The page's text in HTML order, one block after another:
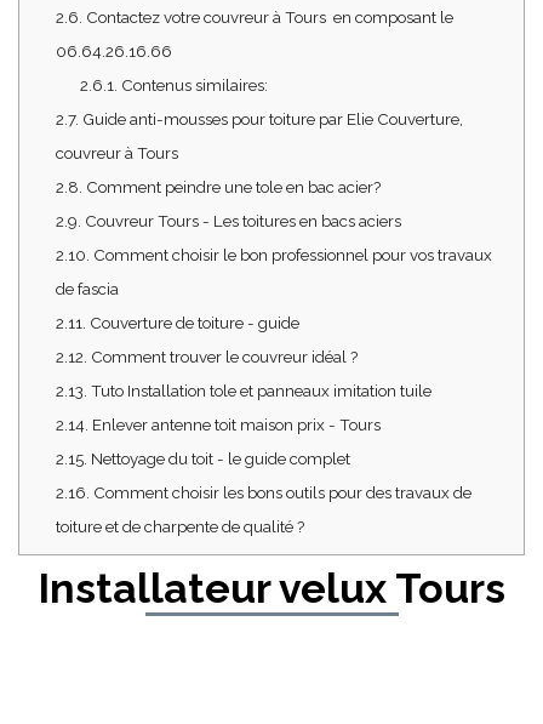
2.6. Contactez votre couvreur à Tours en composant le
06.64.26.16.66
2.6.1. Contenus similaires:
2.7. Guide anti-mousses pour toiture par Elie Couverture,
couvreur à Tours
2.8. Comment peindre une tole en bac acier?
2.9. Couvreur Tours - Les toitures en bacs aciers
2.10. Comment choisir le bon professionnel pour vos travaux
de fascia
2.11. Couverture de toiture - guide
2.12. Comment trouver le couvreur idéal ?
2.13. Tuto Installation tole et panneaux imitation tuile
2.14. Enlever antenne toit maison prix - Tours
2.15. Nettoyage du toit - le guide complet
2.16. Comment choisir les bons outils pour des travaux de
toiture et de charpente de qualité ?
Installateur velux Tours